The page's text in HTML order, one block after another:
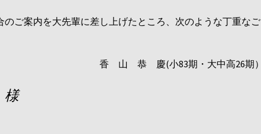
のご案内を大先輩に差し上げたところ、次のような丁重なご
香 山 恭 慶(小83期・大中高26期）